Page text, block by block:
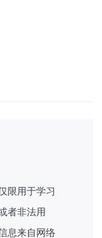
限用于学习
者非法用
息来自网络